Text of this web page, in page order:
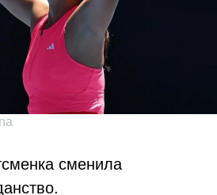
сменила